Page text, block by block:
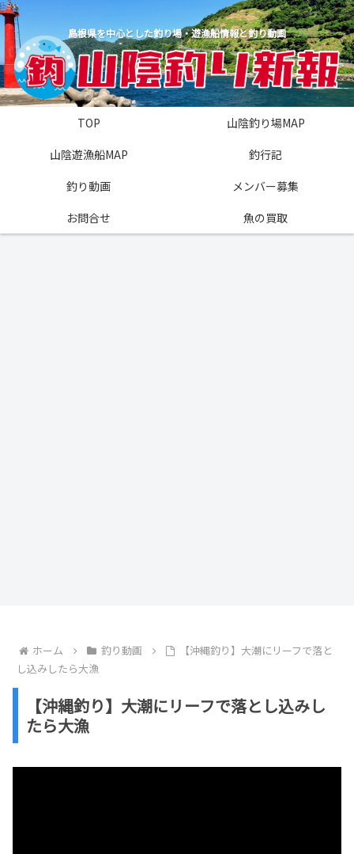
島根県を中心とした釣り場・遊漁船情報と釣り動画
TOP
山陰釣り場MAP
山陰遊漁船MAP
釣行記
釣り動画
メンバー募集
お問合せ
魚の買取
ホーム 釣り動画
【沖縄釣り】大潮にリーフで落と
し込みしたら大漁
【沖縄釣り】大潮にリーフで落とし込みし
たら大漁